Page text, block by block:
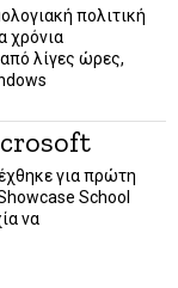
πολιτική
χρόνια
λίγες ώρες,
για πρώτη
School
να